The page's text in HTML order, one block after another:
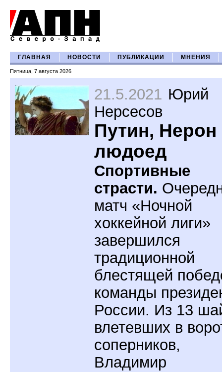
ГЛАВНАЯ НОВОСТИ ПУБЛИКАЦИИ МНЕНИЯ
Пятница, 7 августа 2026
21.5.2021 Юрий
Нерсесов
Путин, Нерон
людоед
Спортивные
страсти.
матч «Ночной
хоккейной лиги»
завершился
традиционной
блестящей
команды
России. Из 13
влетевших в
соперников,
Владимир